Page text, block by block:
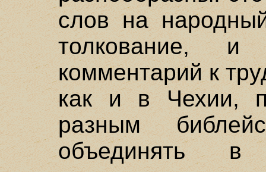
слов на
толкование, и
комментарий к
как и в Чехии,
разным
объединять